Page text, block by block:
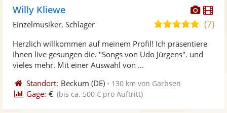
Fotos
Willy Kliewe
4,8
5
(7)
Einzelmusiker, Schlager
Herzlich willkommen auf meinem Profil! Ich präsentiere
Ihnen live gesungen die. "Songs von Udo Jürgens". und
vieles mehr. Mit einer Auswahl von ...
Standort: Beckum (DE) - 130 km von Garbsen
Gage: € (bis ca. 500 € pro Auftritt)